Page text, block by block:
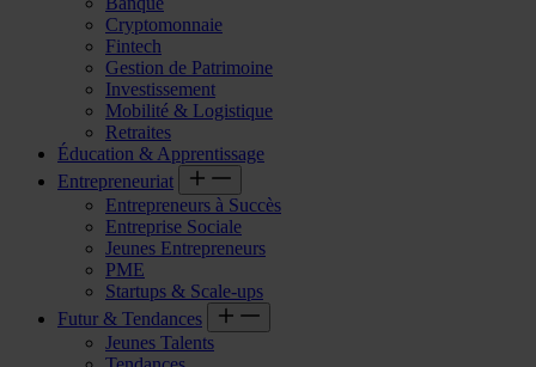
Cryptomonnaie
Fintech
Gestion de Patrimoine
Investissement
Mobilité & Logistique
Retraites
Éducation & Apprentissage
Entrepreneuriat
Entrepreneurs à Succès
Entreprise Sociale
Jeunes Entrepreneurs
PME
Startups & Scale-ups
Futur & Tendances
Jeunes Talents